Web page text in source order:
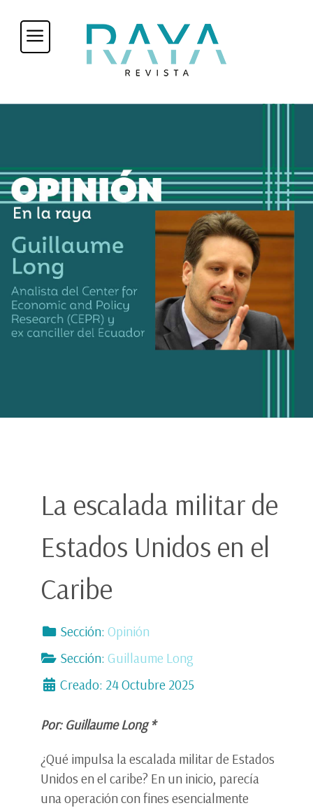
La escalada militar de
Estados Unidos en el
Caribe
Sección: Opinión
Sección: Guillaume Long
Creado: 24 Octubre 2025
Por: Guillaume Long *
¿Qué impulsa la escalada militar de Estados
Unidos en el caribe? En un inicio, parecía
una operación con fines esencialmente